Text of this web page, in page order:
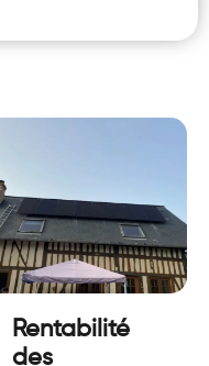
Rentabilité
des